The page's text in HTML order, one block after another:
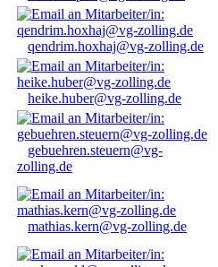
qendrim.hoxhaj@vg-zolling.de
heike.huber@vg-zolling.de
gebuehren.steuern@vg-
zolling.de
mathias.kern@vg-zolling.de